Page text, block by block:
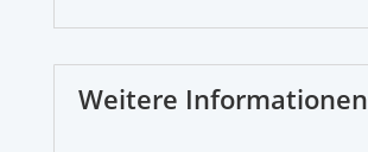
Weitere Informationen